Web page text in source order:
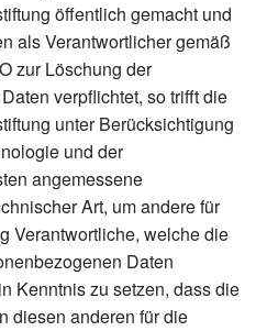
öffentlich gemacht und
als Verantwortlicher gemäß
zur Löschung der
verpflichtet, so trifft die
unter Berücksichtigung
und der
angemessene
Art, um andere für
Verantwortliche, welche die
Daten
Kenntnis zu setzen, dass die
diesen anderen für die